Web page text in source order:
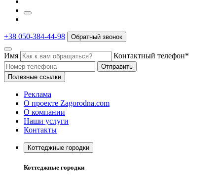
+38 050-384-44-98 Обратный звонок
Имя Контактный телефон*
Отправить
Полезные ссылки
Реклама
О проекте Zagorodna.com
О компании
Наши услуги
Контакты
Коттеджные городки
Коттеджные городки